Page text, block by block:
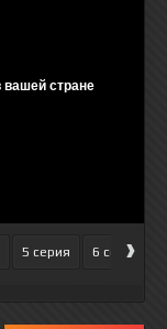
5 серия 6 серия
›